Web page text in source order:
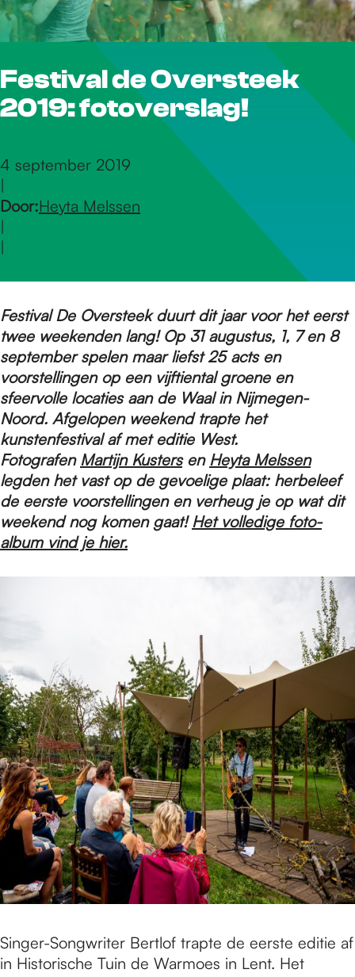
r
d
e
m
e
p
a
g
Festival de Oversteek
2019: fotoverslag!
4 september 2019
|
Door:Heyta Melssen
|
|
Festival De Oversteek duurt dit jaar voor het eerst
twee weekenden lang! Op 31 augustus, 1, 7 en 8
september spelen maar liefst 25 acts en
voorstellingen op een vijftiental groene en
sfeervolle locaties aan de Waal in Nijmegen-
Noord. Afgelopen weekend trapte het
kunstenfestival af met editie West.
Fotografen Martijn Kustersen Heyta Melssen
legden het vast op de gevoelige plaat: herbeleef
de eerste voorstellingen en verheug je op wat dit
weekend nog komen gaat!Het volledige foto-
album vind je hier.
Singer-Songwriter Bertlof trapte de eerste editie af
in Historische Tuin de Warmoes in Lent. Het